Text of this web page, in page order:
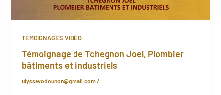
TÉMOIGNAGES VIDÉO
Témoignage de Tchegnon Joel, Plombier
bâtiments et industriels
ulyssevodounon@gmail.com/